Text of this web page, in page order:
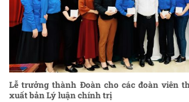
Lễ trưởng thành Đoàn cho các đoàn viên
xuất bản Lý luận chính trị